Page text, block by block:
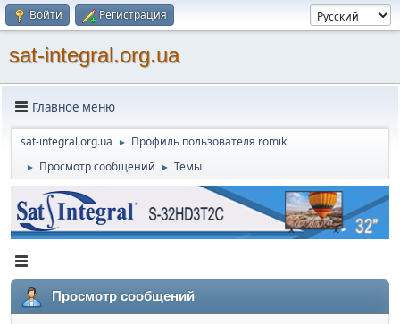
Войти Регистрация
sat-integral.org.ua
Главное меню
sat-integral.org.ua ► Профиль пользователя romik
► Просмотр сообщений ► Темы
Просмотр сообщений